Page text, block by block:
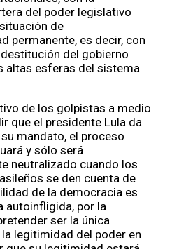
del poder legislativo
de
permanente, es decir, con
del gobierno
altas esferas del sistema
de los golpistas a medio
que el presidente Lula da
mandato, el proceso
y sólo será
neutralizado cuando los
se den cuenta de
de la democracia es
autoinfligida, por la
ser la única
legitimidad del poder en